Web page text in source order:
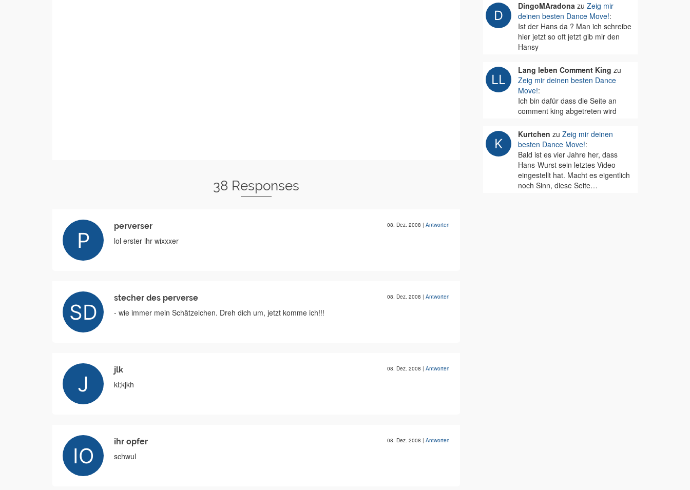
38 Responses
perverser 08. Dez. 2008 | Antworten
lol erster ihr wixxxer
stecher des perverse 08. Dez. 2008 | Antworten
- wie immer mein Schätzelchen. Dreh dich um, jetzt komme ich!!!
jlk 08. Dez. 2008 | Antworten
kl;kjkh
ihr opfer 08. Dez. 2008 | Antworten
schwul
DingoMAradonazu Zeig mir
deinen besten Dance Move!:
Ist der Hans da ? Man ich schreibe
hier jetzt so oft jetzt gib mir den
Hansy
Lang leben Comment King zu
Zeig mir deinen besten Dance
Move!:
Ich bin dafür dass die Seite an
comment king abgetreten wird
Kurtchen zu Zeig mir deinen
besten Dance Move!:
Bald ist es vier Jahre her, dass
Hans-Wurst sein letztes Video
eingestellt hat. Macht es eigentlich
noch Sinn, diese Seite…